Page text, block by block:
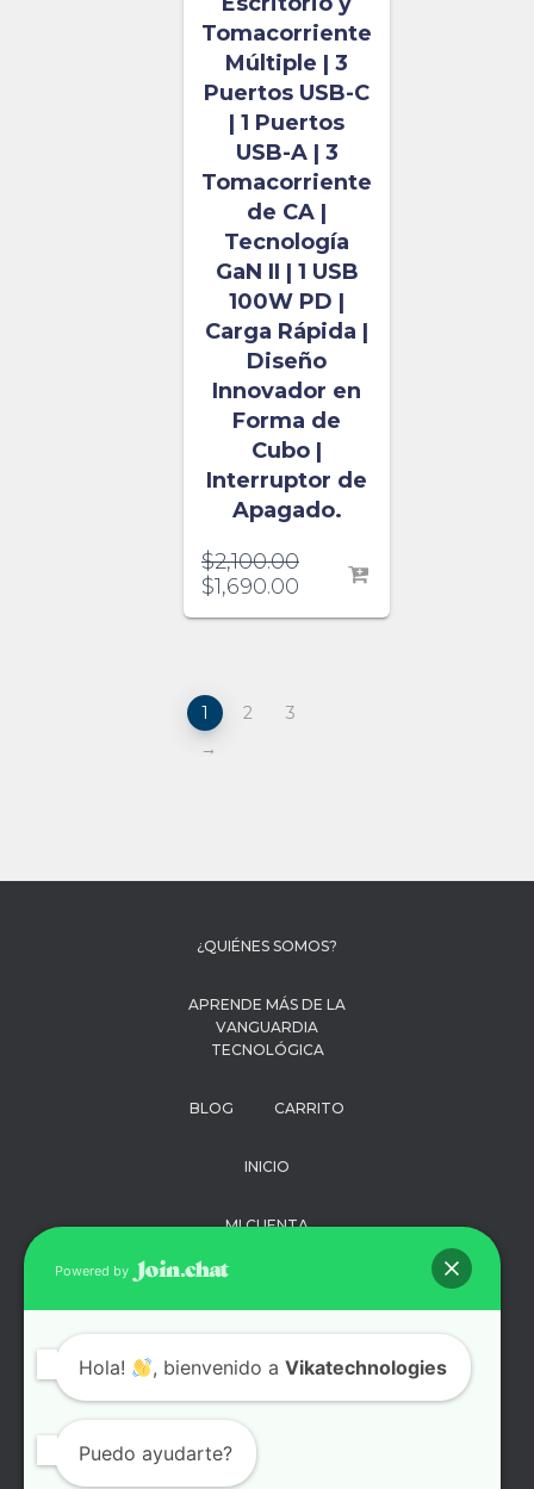
Tomacorriente
Múltiple | 3
Puertos USB-C
| 1 Puertos
USB-A | 3
Tomacorriente
de CA |
Tecnología
GaN II | 1 USB
100W PD |
Carga Rápida |
Diseño
Innovador en
Forma de
Cubo |
Interruptor de
Apagado.
$2,100.00
$1,690.00
1 2
3
→
¿QUIÉNES SOMOS?
APRENDE MÁS DE LA
VANGUARDIA
TECNOLÓGICA
BLOG CARRITO
INICIO
MI CUENTA
PRIVACIDAD
SOPORTE
TÉRMINOS Y
Powered by
Hola! , bienvenido aVikatechnologies
Puedo ayudarte?